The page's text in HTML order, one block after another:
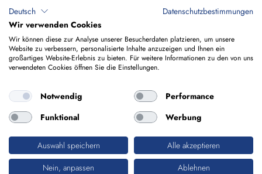
Brunnenstraße 29-31
40223 Düsseldorf
+49 211 9054-5
info@voessing.de
Impressum Datenschutz
Deutsch
Datenschutzbestimmungen
Wir verwenden Cookies
Wir können diese zur Analyse unserer Besucherdaten platzieren, um unsere
Website zu verbessern, personalisierte Inhalte anzuzeigen und Ihnen ein
großartiges Website-Erlebnis zu bieten. Für weitere Informationen zu den von uns
verwendeten Cookies öffnen Sie die Einstellungen.
Notwendig
Performance
Funktional
Werbung
Auswahl speichern
Alle akzeptieren
Nein, anpassen
Ablehnen